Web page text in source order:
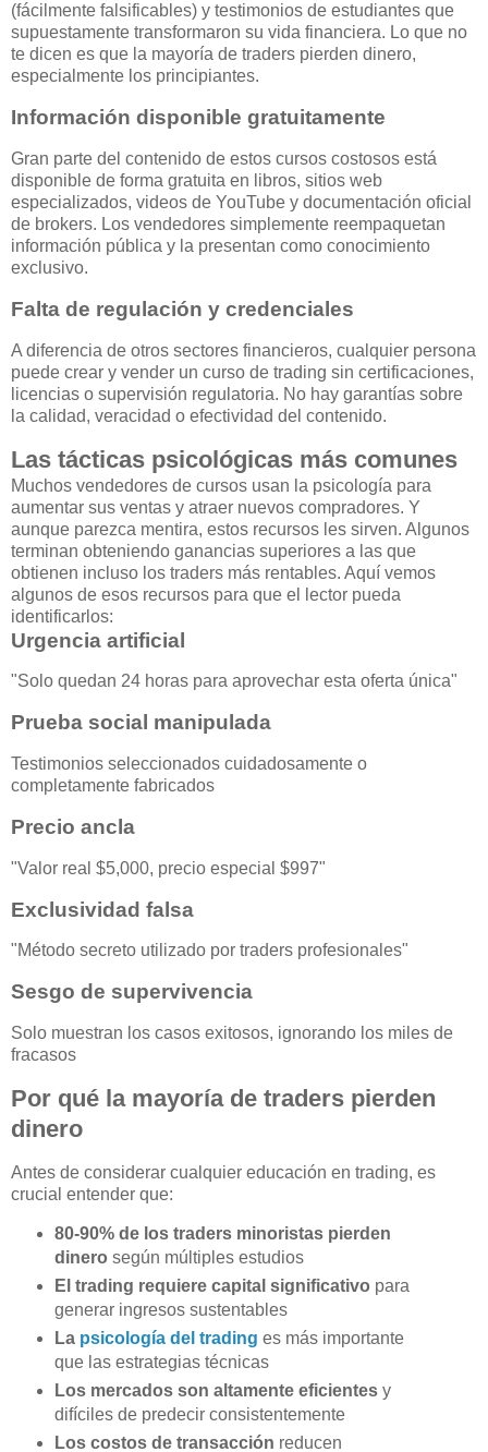
(fácilmente falsificables) y testimonios de estudiantes que
supuestamente transformaron su vida financiera. Lo que no
te dicen es que la mayoría de traders pierden dinero,
especialmente los principiantes.
Información disponible gratuitamente
Gran parte del contenido de estos cursos costosos está
disponible de forma gratuita en libros, sitios web
especializados, videos de YouTube y documentación oficial
de brokers. Los vendedores simplemente reempaquetan
información pública y la presentan como conocimiento
exclusivo.
Falta de regulación y credenciales
A diferencia de otros sectores financieros, cualquier persona
puede crear y vender un curso de trading sin certificaciones,
licencias o supervisión regulatoria. No hay garantías sobre
la calidad, veracidad o efectividad del contenido.
Las tácticas psicológicas más comunes
Muchos vendedores de cursos usan la psicología para
aumentar sus ventas y atraer nuevos compradores. Y
aunque parezca mentira, estos recursos les sirven. Algunos
terminan obteniendo ganancias superiores a las que
obtienen incluso los traders más rentables. Aquí vemos
algunos de esos recursos para que el lector pueda
identificarlos:
Urgencia artificial
"Solo quedan 24 horas para aprovechar esta oferta única"
Prueba social manipulada
Testimonios seleccionados cuidadosamente o
completamente fabricados
Precio ancla
"Valor real $5,000, precio especial $997"
Exclusividad falsa
"Método secreto utilizado por traders profesionales"
Sesgo de supervivencia
Solo muestran los casos exitosos, ignorando los miles de
fracasos
Por qué la mayoría de traders pierden
dinero
Antes de considerar cualquier educación en trading, es
crucial entender que:
80-90% de los traders minoristas pierden
dinero según múltiples estudios
El trading requiere capital significativo para
generar ingresos sustentables
La psicología del trading es más importante
que las estrategias técnicas
Los mercados son altamente eficientesy
difíciles de predecir consistentemente
Los costos de transacción reducen